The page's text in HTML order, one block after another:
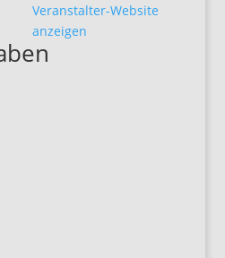
Veranstalter-Website
anzeigen